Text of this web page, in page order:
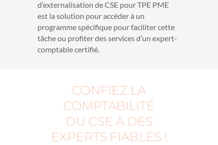
d’externalisation de CSE pour TPE PME
est la solution pour accéder à un
programme spécifique pour faciliter cette
tâche ou profiter des services d’un expert-
comptable certifié.
CONFIEZ LA
COMPTABILITÉ
DU CSE À DES
EXPERTS FIABLES !